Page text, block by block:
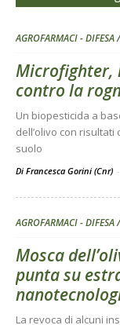
AGROFARMACI - DIFESA
Microfighter,
contro la
Un biopesticida a
dell’olivo con
suolo
Di Francesca Gorini (Cnr) -
AGROFARMACI - DIFESA
Mosca
punta su
La revoca di alcuni